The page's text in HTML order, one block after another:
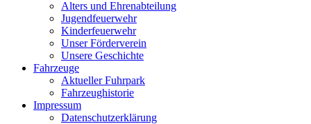
Alters und Ehrenabteilung
Jugendfeuerwehr
Kinderfeuerwehr
Unser Förderverein
Unsere Geschichte
Fahrzeuge
Aktueller Fuhrpark
Fahrzeughistorie
Impressum
Datenschutzerklärung